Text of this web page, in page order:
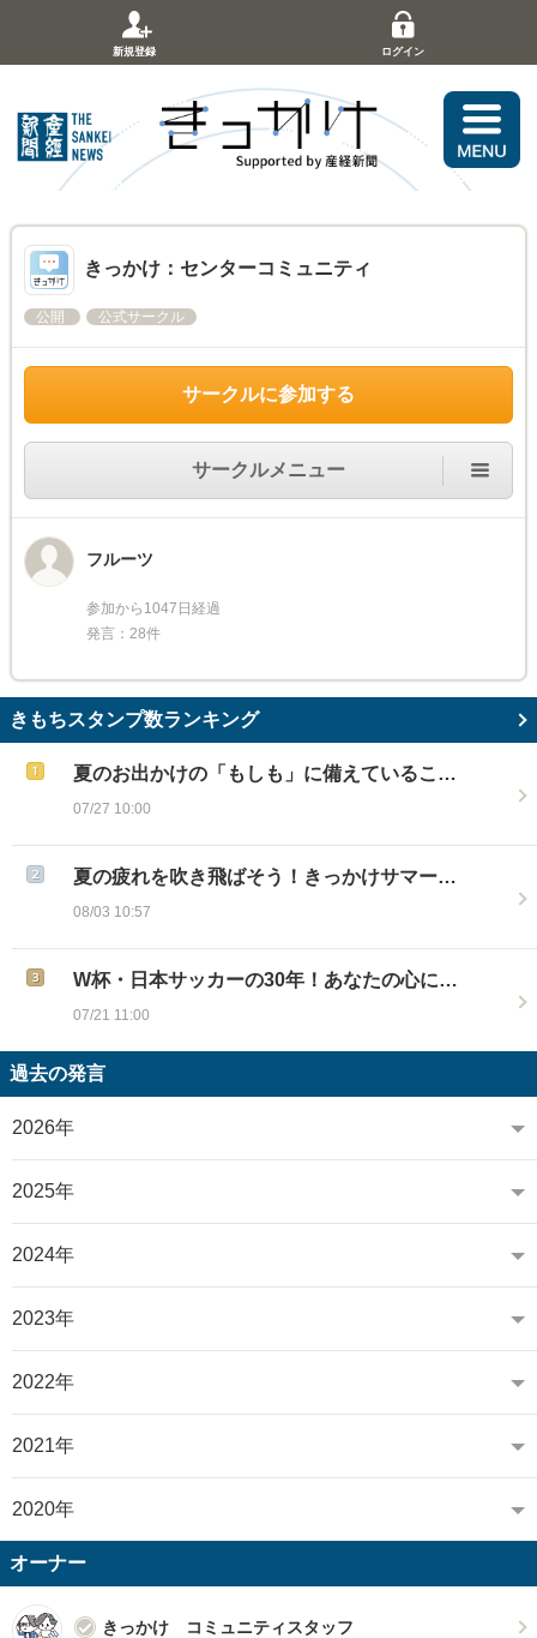
新規登録 ログイン
きっかけ：センターコミュニティ
公開 公式サークル
サークルに参加する
サークルメニュー
フルーツ
参加から1047日経過
発言：28件
きもちスタンプ数ランキング
夏のお出かけの「もしも」に備えているこ…
07/27 10:00
夏の疲れを吹き飛ばそう！きっかけサマー…
08/03 10:57
W杯・日本サッカーの30年！あなたの心に…
07/21 11:00
過去の発言
2026年
2025年
2024年
2023年
2022年
2021年
2020年
オーナー
きっかけ コミュニティスタッフ